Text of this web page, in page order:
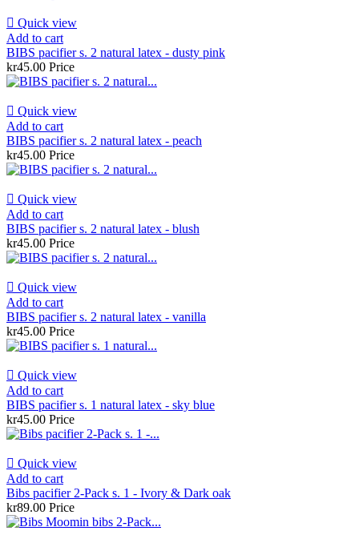
 Quick view
Add to cart
BIBS pacifier s. 2 natural latex - dusty pink
kr45.00 Price
 Quick view
Add to cart
BIBS pacifier s. 2 natural latex - peach
kr45.00 Price
 Quick view
Add to cart
BIBS pacifier s. 2 natural latex - blush
kr45.00 Price
 Quick view
Add to cart
BIBS pacifier s. 2 natural latex - vanilla
kr45.00 Price
 Quick view
Add to cart
BIBS pacifier s. 1 natural latex - sky blue
kr45.00 Price
 Quick view
Add to cart
Bibs pacifier 2-Pack s. 1 - Ivory & Dark oak
kr89.00 Price